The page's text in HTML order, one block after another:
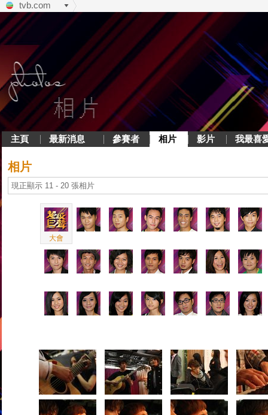
tvb.com
主頁 最新消息 參賽者 相片 影片 我最喜
相片
現正顯示 11 - 20 張相片
大會